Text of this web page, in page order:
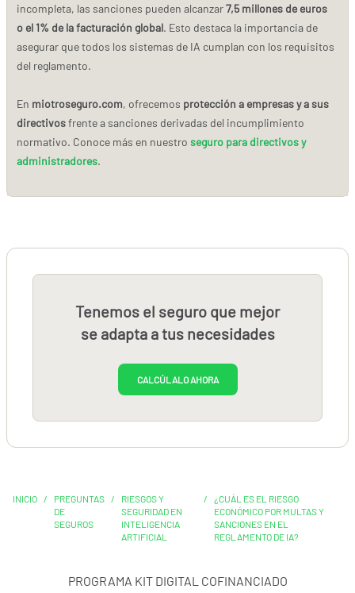
incompleta, las sanciones pueden alcanzar7,5 millones de euros
o el 1% de la facturación global. Esto destaca la importancia de
asegurar que todos los sistemas de IA cumplan con los requisitos
del reglamento.
En miotroseguro.com, ofrecemos protección a empresas y a sus
directivosfrente a sanciones derivadas del incumplimiento
normativo. Conoce más en nuestro seguro para directivos y
administradores.
Tenemos el seguro que mejor
se adapta a tus necesidades
CALCÚLALO AHORA
INICIO /
PREGUNTAS
DE
SEGUROS
/
RIESGOS Y
SEGURIDAD EN
INTELIGENCIA
ARTIFICIAL
/
¿CUÁL ES EL RIESGO
ECONÓMICO POR MULTAS Y
SANCIONES EN EL
REGLAMENTO DE IA?
PROGRAMA KIT DIGITAL COFINANCIADO